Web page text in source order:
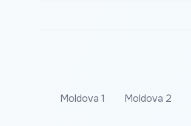
Moldova 1 Moldova 2